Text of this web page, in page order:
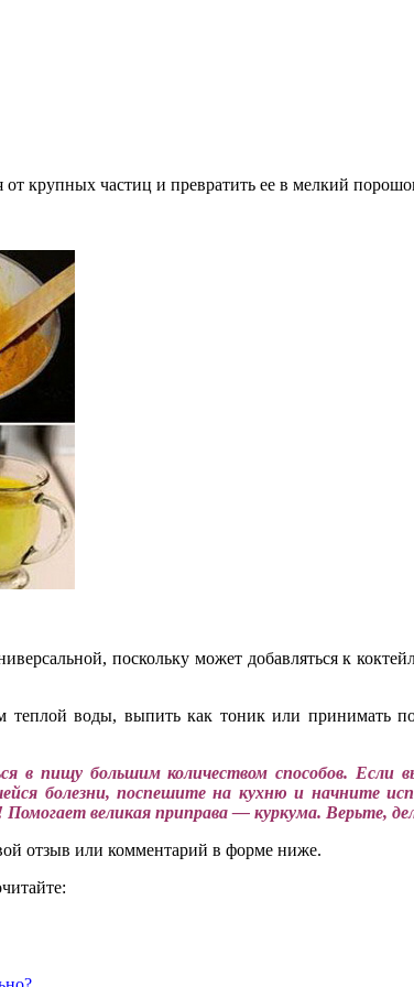
крупных частиц и превратить ее в мелкий
поскольку может добавляться к
теплой воды, выпить как тоник или принимать
в пищу большим количеством способов. Если
болезни, поспешите на кухню и начните
великая приправа — куркума. Верьте,
отзыв или комментарий в форме ниже.